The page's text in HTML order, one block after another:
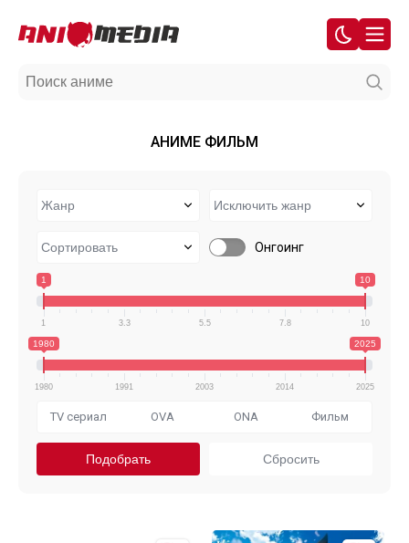
АНИМЕ ФИЛЬМ
Онгоинг
1 10
1 3.3 5.5 7.8 10
1980 2025
1980 1991 2003 2014 2025
TV сериал OVA ONA Фильм